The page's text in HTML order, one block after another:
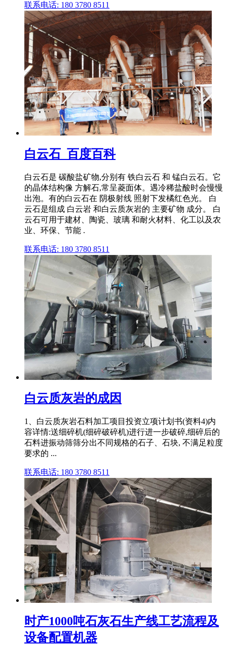
联系电话: 180 3780 8511
白云石_百度百科
白云石是 碳酸盐矿物,分别有 铁白云石 和 锰白云石。它
的晶体结构像 方解石,常呈菱面体。遇冷稀盐酸时会慢慢
出泡。有的白云石在 阴极射线 照射下发橘红色光。 白
云石是组成 白云岩 和白云质灰岩的 主要矿物 成分。 白
云石可用于建材、陶瓷、玻璃 和耐火材料、化工以及农
业、环保、节能 .
联系电话: 180 3780 8511
白云质灰岩的成因
1、白云质灰岩石料加工项目投资立项计划书(资料4)内
容详情:送细碎机(细碎破碎机)进行进一步破碎,细碎后的
石料进振动筛筛分出不同规格的石子、石块, 不满足粒度
要求的 ...
联系电话: 180 3780 8511
时产1000吨石灰石生产线工艺流程及
设备配置机器